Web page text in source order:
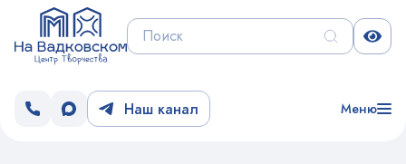
Наш канал Меню